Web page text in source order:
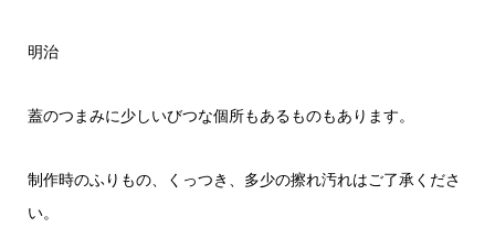
明治
蓋のつまみに少しいびつな個所もあるものもあります。
制作時のふりもの、くっつき、多少の擦れ汚れはご了承くださ
い。